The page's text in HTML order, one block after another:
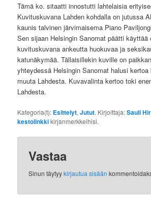
Tämä ko. sitaatti innostutti lahtelaisia
Kuvituskuvana Lahden kohdalla on jutussa
kaunis talvinen järvimaisema Piano
Sen sijaan Helsingin Sanomat päätti käyttää
kuvituskuvana ankeutta huokuvaa ja
katunäkymää. Tällaisillekin kuville on
yhteydessä Helsingin Sanomat halusi
muuta Lahdesta. Kuvavalinta kertoo toki
Lahdesta.
Kategoria(t): Esittelyt,Jutut. Kirjoittaja:Sauli
kestolinkkikirjanmerkkeihisi.
Vastaa
Sinun täytyykirjautua sisään